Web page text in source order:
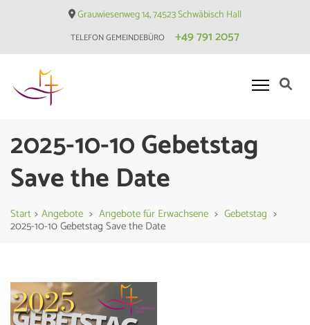
Grauwiesenweg 14, 74523 Schwäbisch Hall
TELEFON GEMEINDEBÜRO +49 791 2057
Hessental
2025-10-10 Gebetstag
Save the Date
Start > Angebote > Angebote für Erwachsene > Gebetstag >
2025-10-10 Gebetstag Save the Date